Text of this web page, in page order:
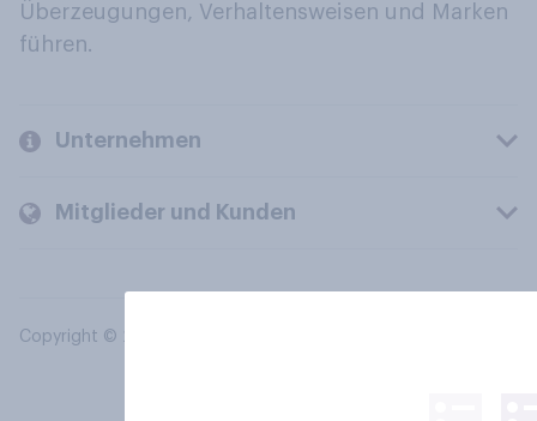
Überzeugungen, Verhaltensweisen und Marken
führen.
Unternehmen
Mitglieder und Kunden
Copyright © 2026 YouGov PLC. Alle Rechte vorbehalten.